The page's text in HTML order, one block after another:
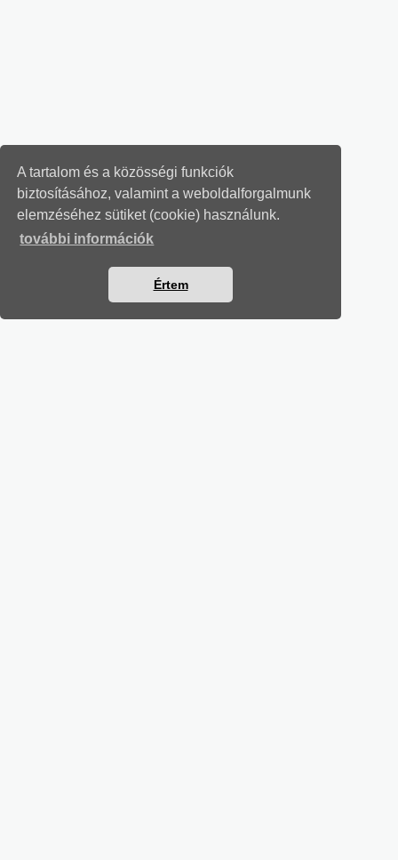
A tartalom és a közösségi funkciók
biztosításához, valamint a weboldalforgalmunk
elemzéséhez sütiket (cookie) használunk.
további információk
Értem